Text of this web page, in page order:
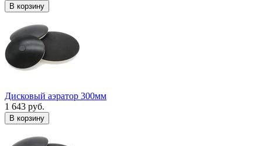
В корзину
Дисковый аэратор 300мм
1 643 руб.
В корзину